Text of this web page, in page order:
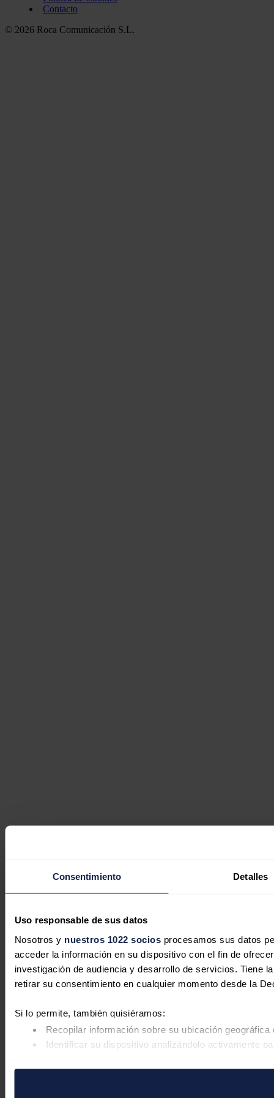
Consentimiento Detalles
Uso responsable de sus datos
Nosotros y nuestros 1022 sociosprocesamos sus datos
acceder la información en su dispositivo con el fin de
investigación de audiencia y desarrollo de servicios. Tiene
retirar su consentimiento en cualquier momento desde la
Si lo permite, también quisiéramos:
Recopilar información sobre su ubicación
Identificar su dispositivo analizándolo activamente
Contacto
© 2026 Roca Comunicación S.L.